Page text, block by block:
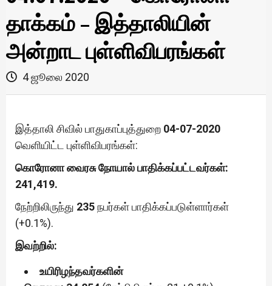
தாக்கம் – இத்தாலியின்
அன்றாட புள்ளிவிபரங்கள்
4 ஜூலை 2020
இத்தாலி சிவில் பாதுகாப்புத்துறை 04-07-2020
வெளியிட்ட புள்ளிவிபரங்கள்:
கொரோனா வைரசு நோயால் பாதிக்கப்பட்டவர்கள்:
241,419.
நேற்றிலிருந்து 235நபர்கள் பாதிக்கப்படுள்ளார்கள்
(+0.1%).
இவற்றில்:
உயிரிழந்தவர்களின்